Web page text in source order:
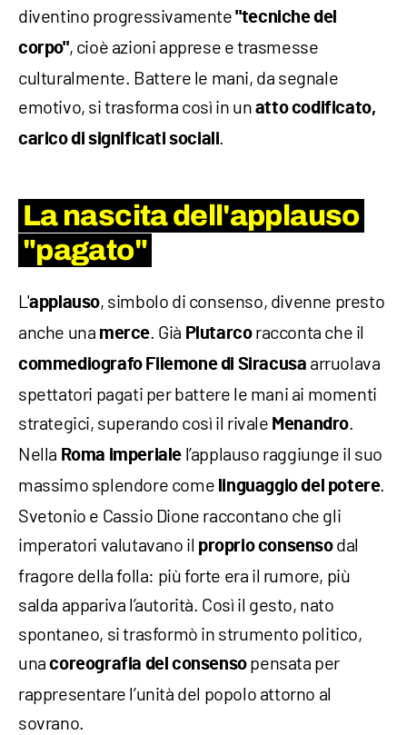
diventino progressivamente"tecniche del
corpo", cioè azioni apprese e trasmesse
culturalmente. Battere le mani, da segnale
emotivo, si trasforma così in un atto codificato,
carico di significati sociali.
La nascita dell'applauso
"pagato"
L'applauso, simbolo di consenso, divenne presto
anche una merce. Già Plutarcoracconta che il
commediografo Filemone di Siracusa arruolava
spettatori pagati per battere le mani ai momenti
strategici, superando così il rivale Menandro.
Nella Roma imperiale l’applauso raggiunge il suo
massimo splendore come linguaggio del potere.
Svetonio e Cassio Dione raccontano che gli
imperatori valutavano il proprio consensodal
fragore della folla: più forte era il rumore, più
salda appariva l’autorità. Così il gesto, nato
spontaneo, si trasformò in strumento politico,
una coreografia del consensopensata per
rappresentare l’unità del popolo attorno al
sovrano.